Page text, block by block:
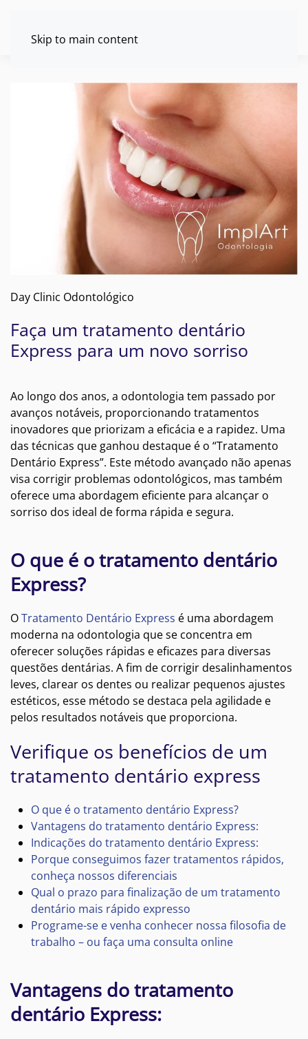
Skip to main content
Day Clinic Odontológico
Faça um tratamento dentário
Express para um novo sorriso
Ao longo dos anos, a odontologia tem passado por
avanços notáveis, proporcionando tratamentos
inovadores que priorizam a eficácia e a rapidez. Uma
das técnicas que ganhou destaque é o “Tratamento
Dentário Express”. Este método avançado não apenas
visa corrigir problemas odontológicos, mas também
oferece uma abordagem eficiente para alcançar o
sorriso dos ideal de forma rápida e segura.
O que é o tratamento dentário
Express?
OTratamento Dentário Express é uma abordagem
moderna na odontologia que se concentra em
oferecer soluções rápidas e eficazes para diversas
questões dentárias. A fim de corrigir desalinhamentos
leves, clarear os dentes ou realizar pequenos ajustes
estéticos, esse método se destaca pela agilidade e
pelos resultados notáveis que proporciona.
Verifique os benefícios de um
tratamento dentário express
O que é o tratamento dentário Express?
Vantagens do tratamento dentário Express:
Indicações do tratamento dentário Express:
Porque conseguimos fazer tratamentos rápidos,
conheça nossos diferenciais
Qual o prazo para finalização de um tratamento
dentário mais rápido expresso
Programe-se e venha conhecer nossa filosofia de
trabalho – ou faça uma consulta online
Vantagens do tratamento
dentário Express: